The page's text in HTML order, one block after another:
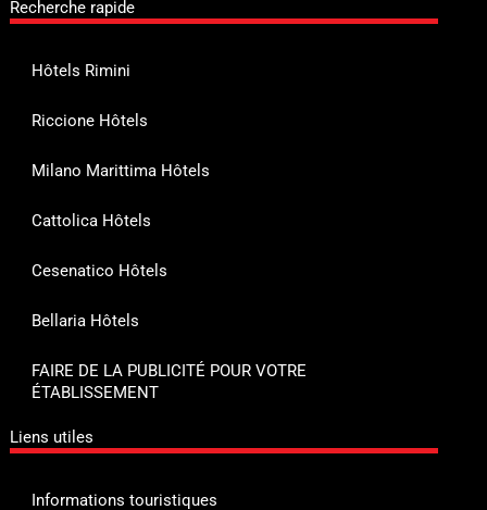
Recherche rapide
Hôtels Rimini
Riccione Hôtels
Milano Marittima Hôtels
Cattolica Hôtels
Cesenatico Hôtels
Bellaria Hôtels
FAIRE DE LA PUBLICITÉ POUR VOTRE
ÉTABLISSEMENT
Liens utiles
Informations touristiques